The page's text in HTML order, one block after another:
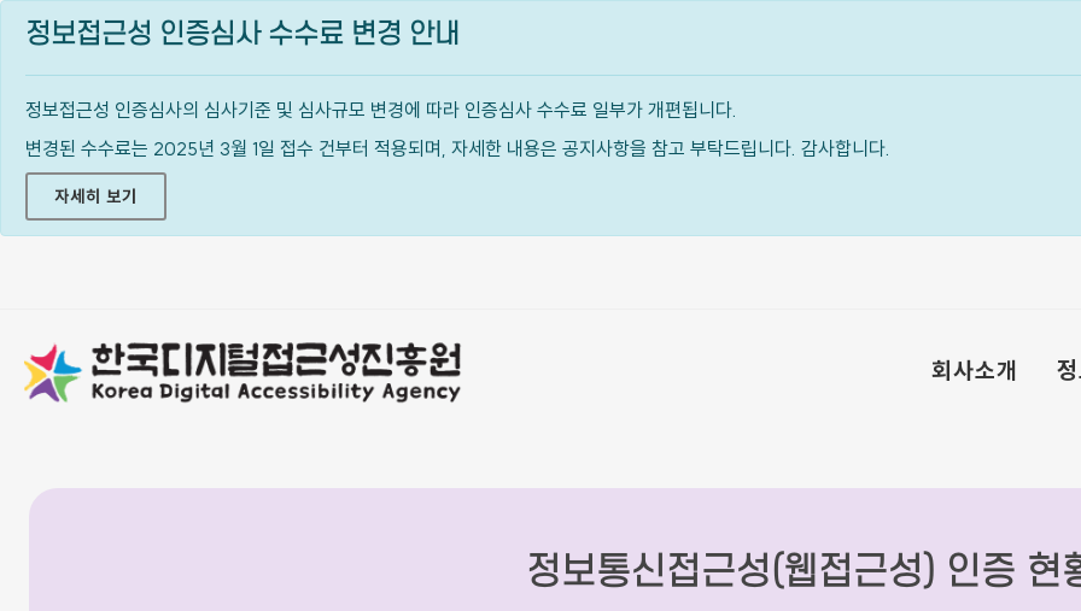
정보접근성 인증심사 수수료 변경 안내
정보접근성 인증심사의 심사기준 및 심사규모 변경에 따라 인증심사 수수료 일부가 개편됩니다.
변경된 수수료는 2025년 3월 1일 접수 건부터 적용되며, 자세한 내용은 공지사항을 참고 부탁드립니다. 감사합니다.
자세히 보기
회사소개
정보통신접근성(웹접근성) 인증 현